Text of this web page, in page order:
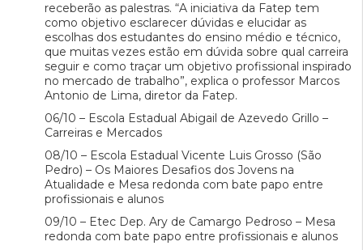
receberão as palestras. “A iniciativa da Fatep tem
como objetivo esclarecer dúvidas e elucidar as
escolhas dos estudantes do ensino médio e técnico,
que muitas vezes estão em dúvida sobre qual carreira
seguir e como traçar um objetivo profissional inspirado
no mercado de trabalho”, explica o professor Marcos
Antonio de Lima, diretor da Fatep.
06/10 – Escola Estadual Abigail de Azevedo Grillo –
Carreiras e Mercados
08/10 – Escola Estadual Vicente Luis Grosso (São
Pedro) – Os Maiores Desafios dos Jovens na
Atualidade e Mesa redonda com bate papo entre
profissionais e alunos
09/10 – Etec Dep. Ary de Camargo Pedroso – Mesa
redonda com bate papo entre profissionais e alunos